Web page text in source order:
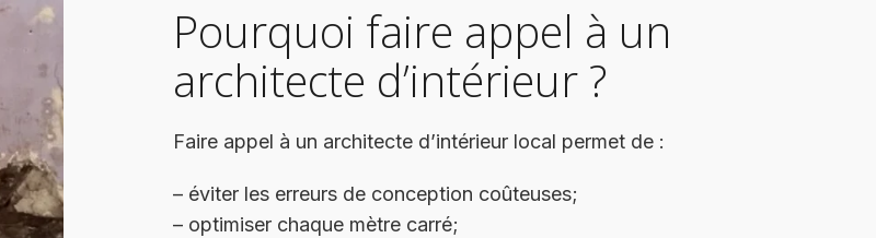
Pourquoi faire appel à un
architecte d’intérieur ?
Faire appel à un architecte d’intérieur local permet de :
– éviter les erreurs de conception coûteuses;
– optimiser chaque mètre carré;